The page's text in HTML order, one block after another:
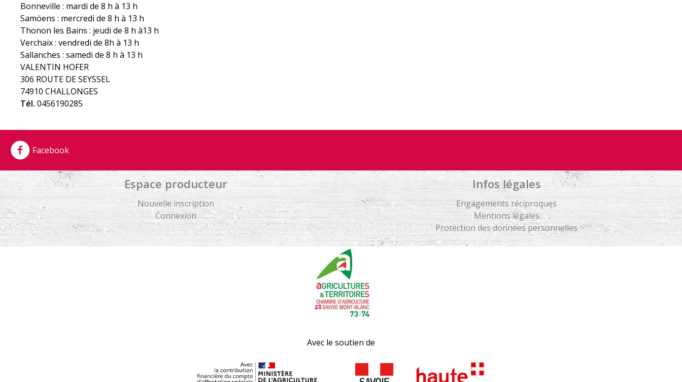
Bonneville : mardi de 8 h à 13 h
Samöens : mercredi de 8 h à 13 h
Thonon les Bains : jeudi de 8 h à13 h
Verchaix : vendredi de 8h à 13 h
Sallanches : samedi de 8 h à 13 h
VALENTIN HOFER
306 ROUTE DE SEYSSEL
74910 CHALLONGES
Tél. 0456190285
Facebook
Infos légales
Engagements réciproques
Mentions légales
Protection des données personnelles
Espace producteur
Nouvelle inscription
Connexion
Avec le soutien de